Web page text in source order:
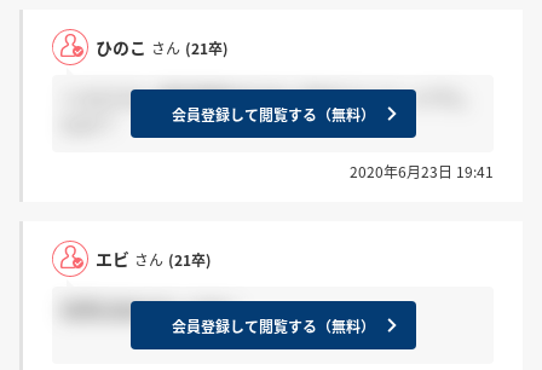
ひのこ さん (21卒)
＞エビさん 通過連絡はClub JTBのマイページでし
会員登録して閲覧する（無料）
2020年6月23日 19:41
エビ さん (21卒)
結果出始めましたね！
会員登録して閲覧する（無料）